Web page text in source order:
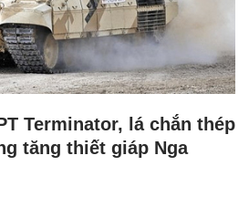
Terminator, lá chắn thép
tăng thiết giáp Nga